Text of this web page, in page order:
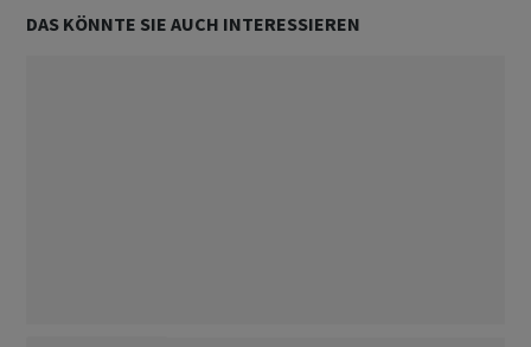
DAS KÖNNTE SIE AUCH INTERESSIEREN